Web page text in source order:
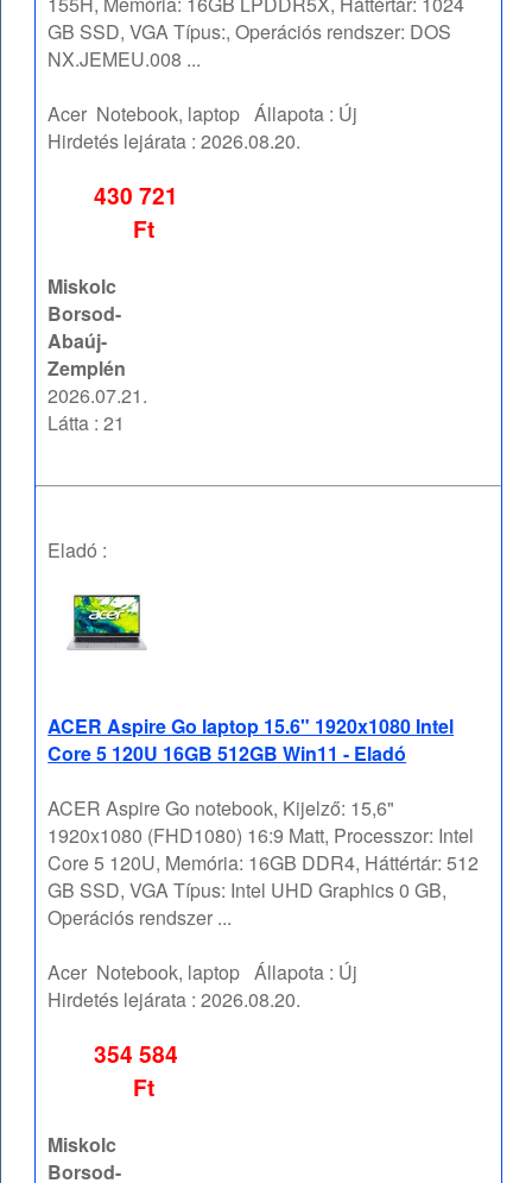
GB SSD, VGA Típus:, Operációs rendszer: DOS
NX.JEMEU.008 ...
Acer Notebook, laptop Állapota : Új
Hirdetés lejárata :2026.08.20.
430 721
Ft
Miskolc
Borsod-
Abaúj-
Zemplén
2026.07.21.
Látta : 21
Eladó :
ACER Aspire Go laptop 15.6" 1920x1080 Intel
Core 5 120U 16GB 512GB Win11 - Eladó
ACER Aspire Go notebook, Kijelző: 15,6"
1920x1080 (FHD1080) 16:9 Matt, Processzor: Intel
Core 5 120U, Memória: 16GB DDR4, Háttértár: 512
GB SSD, VGA Típus: Intel UHD Graphics 0 GB,
Operációs rendszer ...
Acer Notebook, laptop Állapota : Új
Hirdetés lejárata :2026.08.20.
354 584
Ft
Miskolc
Borsod-